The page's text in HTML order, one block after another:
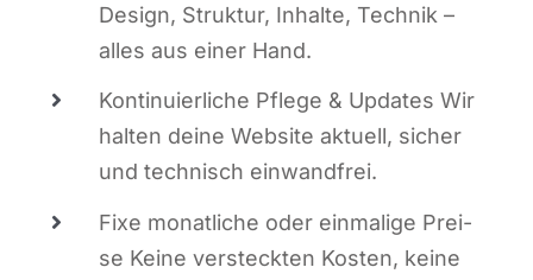
Design, Struk­tur, Inhal­te, Tech­nik –
alles aus einer Hand.
Kon­ti­nu­ier­li­che Pfle­ge & Updates Wir
hal­ten dei­ne Web­site aktu­ell, sicher
und tech­nisch einwandfrei.
Fixe monat­li­che oder ein­ma­li­ge Prei­
se Kei­ne ver­steck­ten Kos­ten, kei­ne